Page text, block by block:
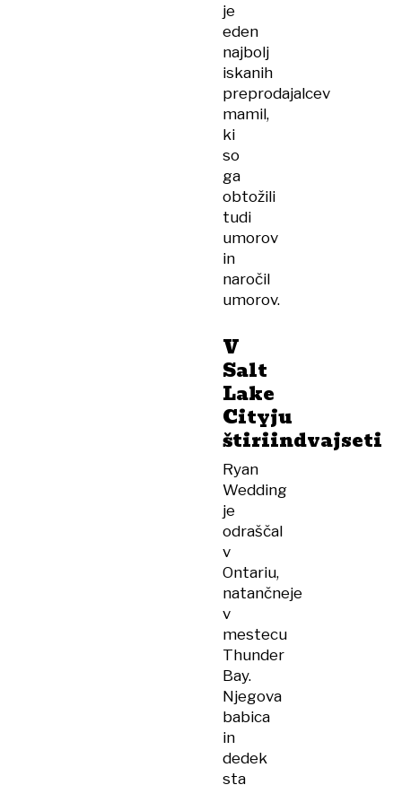
je
eden
najbolj
iskanih
preprodajalcev
mamil,
ki
so
ga
obtožili
tudi
umorov
in
naročil
umorov.
V
Salt
Lake
Cityju
štiriindvajseti
Ryan
Wedding
je
odraščal
v
Ontariu,
natančneje
v
mestecu
Thunder
Bay.
Njegova
babica
in
dedek
sta